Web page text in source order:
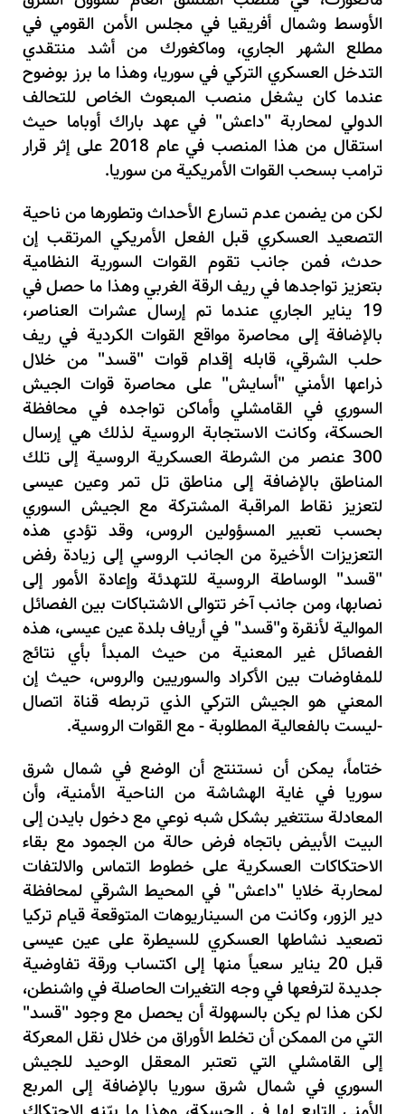
الأوسط وشمال أفريقيا في مجلس الأمن القومي في
مطلع الشهر الجاري، وماكغورك من أشد منتقدي
التدخل العسكري التركي في سوريا، وهذا ما برز بوضوح
عندما كان يشغل منصب المبعوث الخاص للتحالف
الدولي لمحاربة "داعش" في عهد باراك أوباما حيث
استقال من هذا المنصب في عام 2018 على إثر قرار
ترامب بسحب القوات الأمريكية من سوريا.
لكن من يضمن عدم تسارع الأحداث وتطورها من ناحية
التصعيد العسكري قبل الفعل الأمريكي المرتقب إن
حدث، فمن جانب تقوم القوات السورية النظامية
بتعزيز تواجدها في ريف الرقة الغربي وهذا ما حصل في
19 يناير الجاري عندما تم إرسال عشرات العناصر،
بالإضافة إلى محاصرة مواقع القوات الكردية في ريف
حلب الشرقي، قابله إقدام قوات "قسد" من خلال
ذراعها الأمني "أسايش" على محاصرة قوات الجيش
السوري في القامشلي وأماكن تواجده في محافظة
الحسكة، وكانت الاستجابة الروسية لذلك هي إرسال
300 عنصر من الشرطة العسكرية الروسية إلى تلك
المناطق بالإضافة إلى مناطق تل تمر وعين عيسى
لتعزيز نقاط المراقبة المشتركة مع الجيش السوري
بحسب تعبير المسؤولين الروس، وقد تؤدي هذه
التعزيزات الأخيرة من الجانب الروسي إلى زيادة رفض
"قسد" الوساطة الروسية للتهدئة وإعادة الأمور إلى
نصابها، ومن جانب آخر تتوالى الاشتباكات بين الفصائل
الموالية لأنقرة و"قسد" في أرياف بلدة عين عيسى، هذه
الفصائل غير المعنية من حيث المبدأ بأي نتائج
للمفاوضات بين الأكراد والسوريين والروس، حيث إن
المعني هو الجيش التركي الذي تربطه قناة اتصال
-ليست بالفعالية المطلوبة - مع القوات الروسية.
ختاماً، يمكن أن نستنتج أن الوضع في شمال شرق
سوريا في غاية الهشاشة من الناحية الأمنية، وأن
المعادلة ستتغير بشكل شبه نوعي مع دخول بايدن إلى
البيت الأبيض باتجاه فرض حالة من الجمود مع بقاء
الاحتكاكات العسكرية على خطوط التماس والالتفات
لمحاربة خلايا "داعش" في المحيط الشرقي لمحافظة
دير الزور، وكانت من السيناريوهات المتوقعة قيام تركيا
تصعيد نشاطها العسكري للسيطرة على عين عيسى
قبل 20 يناير سعياً منها إلى اكتساب ورقة تفاوضية
جديدة لترفعها في وجه التغيرات الحاصلة في واشنطن،
لكن هذا لم يكن بالسهولة أن يحصل مع وجود "قسد"
التي من الممكن أن تخلط الأوراق من خلال نقل المعركة
إلى القامشلي التي تعتبر المعقل الوحيد للجيش
السوري في شمال شرق سوريا بالإضافة إلى المربع